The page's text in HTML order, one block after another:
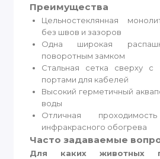
Преимущества
Цельностеклянная
без швов и зазоров
Одна широкая
поворотным замком
Стальная сетка сверху с
портами для кабелей
Высокий герметичный
воды
Отличная
инфракрасного обогрева
Часто задаваемые
Для каких животных